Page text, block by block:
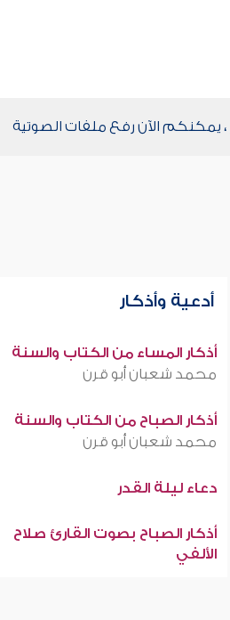
يمكنكم الآن رفع ملفات الصوتية
أدعية وأذكار
أذكار المساء من الكتاب والسنة
محمد شعبان أبو قرن
أذكار الصباح من الكتاب والسنة
محمد شعبان أبو قرن
دعاء ليلة القدر
أذكار الصباح بصوت القارئ صلاح
الألفي